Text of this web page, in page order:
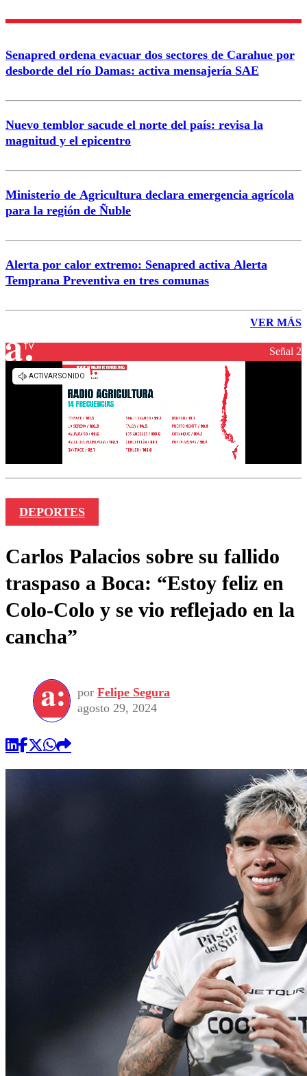
Enviar comentario
Senapred ordena evacuar dos sectores de Carahue por
desborde del río Damas: activa mensajería SAE
Nuevo temblor sacude el norte del país: revisa la
magnitud y el epicentro
Ministerio de Agricultura declara emergencia agrícola
para la región de Ñuble
Alerta por calor extremo: Senapred activa Alerta
Temprana Preventiva en tres comunas
VER MÁS
Señal 2
DEPORTES
Carlos Palacios sobre su fallido
traspaso a Boca: “Estoy feliz en
Colo-Colo y se vio reflejado en la
cancha”
por Felipe Segura
agosto 29, 2024